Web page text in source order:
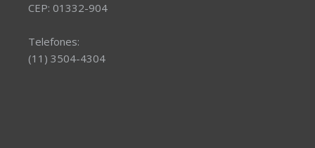
CEP: 01332-904
Telefones:
(11) 3504-4304